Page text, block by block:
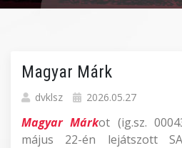
Magyar Márk
dvklsz 2026.05.27
Magyar Márkot (ig.sz.
május 22-én lejátszott